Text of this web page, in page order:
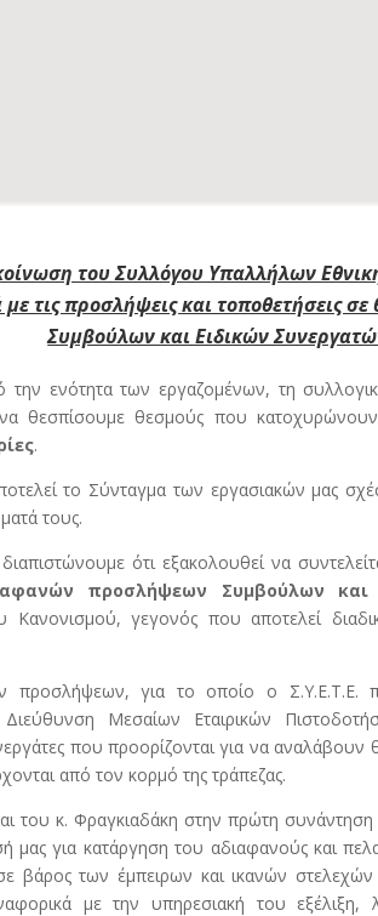
του Συλλόγου Υπαλλήλων
με τις προσλήψεις και τοποθετήσεις σε
Συμβούλων και Ειδικών
ενότητα των εργαζομένων, τη
θεσπίσουμε θεσμούς που
.
το Σύνταγμα των εργασιακών μας
τους.
ότι εξακολουθεί να
προσλήψεων Συμβούλων και
Κανονισμού, γεγονός που αποτελεί
προσλήψεων, για το οποίο ο Σ.Υ.Ε.Τ.Ε.
Μεσαίων Εταιρικών
που προορίζονται για να
από τον κορμό της τράπεζας.
του κ. Φραγκιαδάκη στην πρώτη
μας για κατάργηση του αδιαφανούς και
βάρος των έμπειρων και ικανών
με την υπηρεσιακή του εξέλιξη,